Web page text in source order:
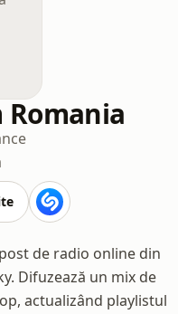
Romania
de radio online din
Difuzează un mix de
actualizând playlistul